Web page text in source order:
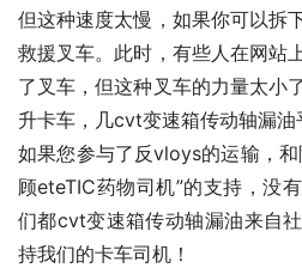
但这种速度太慢，如果你可以拆
救援叉车。此时，有些人在网站
了叉车，但这种叉车的力量太小
升卡车，几cvt变速箱传动轴漏油
如果您参与了反vloys的运输，
顾eteTIC药物司机”的支持，没
们都cvt变速箱传动轴漏油来自
持我们的卡车司机！